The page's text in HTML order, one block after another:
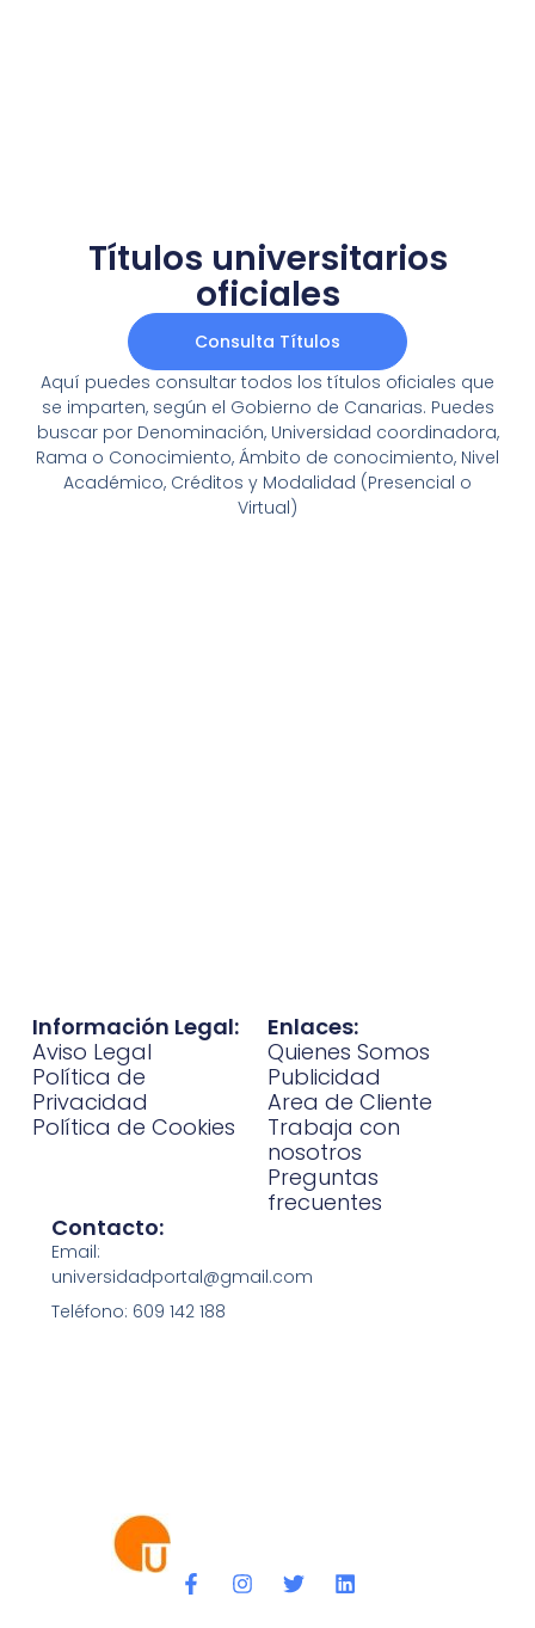
Títulos universitarios
oficiales
Consulta Títulos
Aquí puedes consultar todos los títulos oficiales que
se imparten, según el Gobierno de Canarias. Puedes
buscar por Denominación, Universidad coordinadora,
Rama o Conocimiento, Ámbito de conocimiento, Nivel
Académico, Créditos y Modalidad (Presencial o
Virtual)
Información Legal:
Aviso Legal
Política de
Privacidad
Política de Cookies
Enlaces:
Quienes Somos
Publicidad
Area de Cliente
Trabaja con
nosotros
Preguntas
frecuentes
Contacto:
Email:
universidadportal@gmail.com
Teléfono: 609 142 188